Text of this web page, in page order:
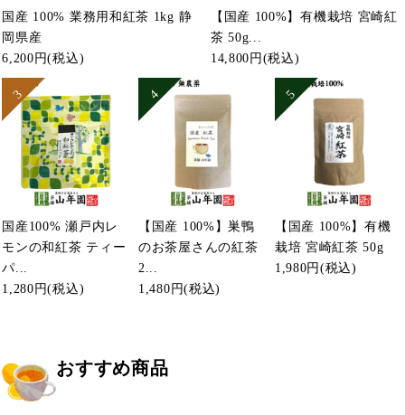
国産 100% 業務用和紅茶 1kg 静
岡県産
6,200円(税込)
【国産 100%】有機栽培 宮崎紅
茶 50g...
14,800円 (税込)
国産100% 瀬戸内レ
モンの和紅茶 ティー
パ...
1,280円(税込)
【国産 100%】巣鴨
のお茶屋さんの紅茶
2...
1,480円(税込)
【国産 100%】有機
栽培 宮崎紅茶 50g
1,980円(税込)
おすすめ商品